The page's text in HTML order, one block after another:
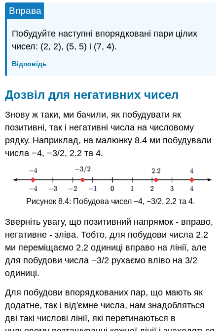
Вправа
Побудуйте наступні впорядковані пари цілих
чисел: (2, 2), (5, 5) і (7, 4).
Відповідь
Дозвіл для негативних чисел
Знову ж таки, ми бачили, як побудувати як
позитивні, так і негативні числа на числовому
рядку. Наприклад, на малюнку 8.4 ми побудували
числа −4, −3/2, 2.2 та 4.
Рисунок 8.4: Побудова чисел −4, −3/2, 2.2 та 4.
Зверніть увагу, що позитивний напрямок - вправо,
негативне - зліва. Тобто, для побудови числа 2.2
ми переміщаємо 2,2 одиниці вправо на лінії, але
для побудови числа −3/2 рухаємо вліво на 3/2
одиниці.
Для побудови впорядкованих пар, що мають як
додатне, так і від'ємне числа, нам знадобляться
дві такі числові лінії, які перетинаються в